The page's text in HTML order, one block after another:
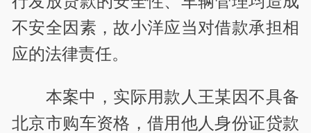
不安全因素，故小洋应当对借款承担相
应的法律责任。
本案中，实际用款人王某因不具备
北京市购车资格，借用他人身份证贷款